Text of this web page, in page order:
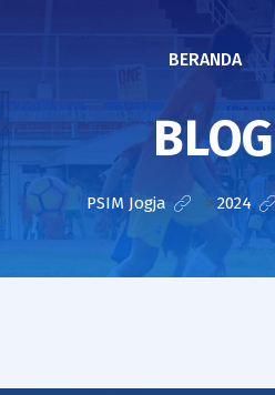
BERANDA
BLOG
PSIM Jogja > 2024